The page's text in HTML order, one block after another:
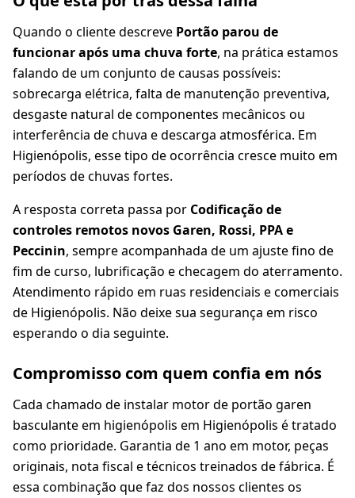
Quando o cliente descreve Portão parou de
funcionar após uma chuva forte, na prática estamos
falando de um conjunto de causas possíveis:
sobrecarga elétrica, falta de manutenção preventiva,
desgaste natural de componentes mecânicos ou
interferência de chuva e descarga atmosférica. Em
Higienópolis, esse tipo de ocorrência cresce muito em
períodos de chuvas fortes.
A resposta correta passa por Codificação de
controles remotos novos Garen, Rossi, PPA e
Peccinin, sempre acompanhada de um ajuste fino de
fim de curso, lubrificação e checagem do aterramento.
Atendimento rápido em ruas residenciais e comerciais
de Higienópolis. Não deixe sua segurança em risco
esperando o dia seguinte.
Compromisso com quem confia em nós
Cada chamado de instalar motor de portão garen
basculante em higienópolis em Higienópolis é tratado
como prioridade. Garantia de 1 ano em motor, peças
originais, nota fiscal e técnicos treinados de fábrica. É
essa combinação que faz dos nossos clientes os